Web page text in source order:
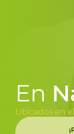
En
Ubicados en